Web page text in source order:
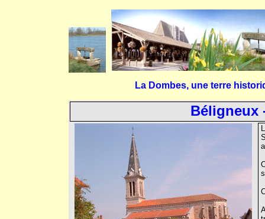
La Dombes, une terre
Béligneux